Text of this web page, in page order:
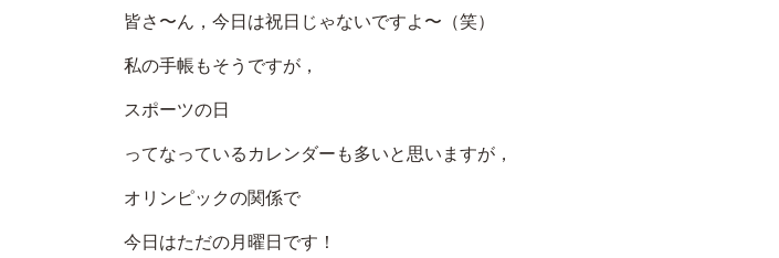
皆さ〜ん，今日は祝日じゃないですよ〜（笑）
私の手帳もそうですが，
スポーツの日
ってなっているカレンダーも多いと思いますが，
オリンピックの関係で
今日はただの月曜日です！